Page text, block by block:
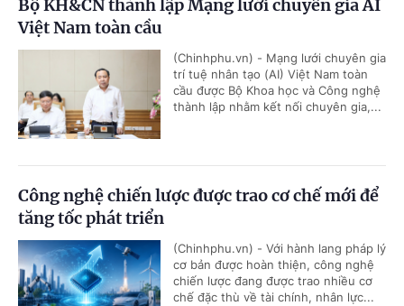
Bộ KH&CN thành lập Mạng lưới chuyên gia AI
Việt Nam toàn cầu
(Chinhphu.vn) - Mạng lưới chuyên gia
trí tuệ nhân tạo (AI) Việt Nam toàn
cầu được Bộ Khoa học và Công nghệ
thành lập nhằm kết nối chuyên gia,...
Công nghệ chiến lược được trao cơ chế mới để
tăng tốc phát triển
(Chinhphu.vn) - Với hành lang pháp lý
cơ bản được hoàn thiện, công nghệ
chiến lược đang được trao nhiều cơ
chế đặc thù về tài chính, nhân lực...